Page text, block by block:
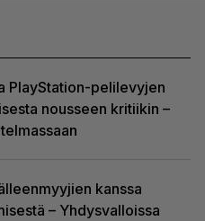
PlayStation-pelilevyjen
nousseen kritiikin –
kanssa
– Yhdysvalloissa